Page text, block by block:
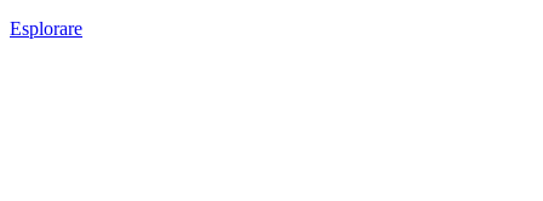
Esplorare